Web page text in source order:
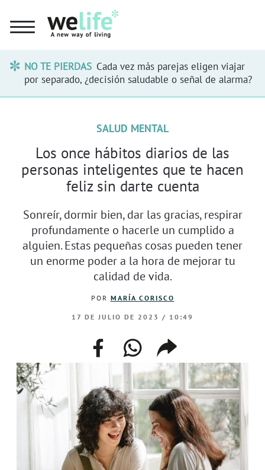
NO TE PIERDAS Cada vez más parejas eligen viajar
por separado, ¿decisión saludable o señal de alarma?
SALUD MENTAL
Los once hábitos diarios de las
personas inteligentes que te hacen
feliz sin darte cuenta
Sonreír, dormir bien, dar las gracias, respirar
profundamente o hacerle un cumplido a
alguien. Estas pequeñas cosas pueden tener
un enorme poder a la hora de mejorar tu
calidad de vida.
POR MARÍA CORISCO
17 DE JULIO DE 2023 / 10:49
facebookwhatsappcompartir
enlace